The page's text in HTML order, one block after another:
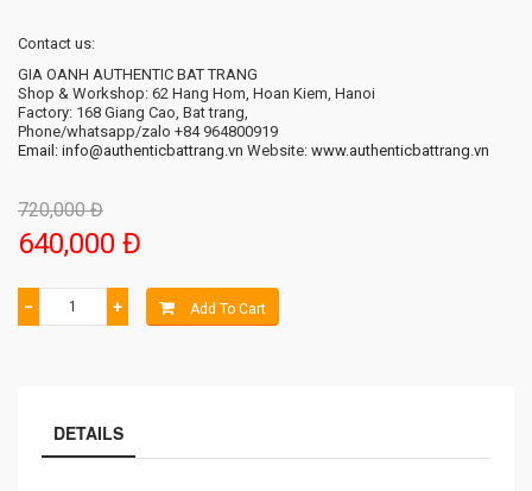
Contact us:
GIA OANH AUTHENTIC BAT TRANG
Shop & Workshop: 62 Hang Hom, Hoan Kiem, Hanoi
Factory: 168 Giang Cao, Bat trang,
Phone/whatsapp/zalo +84 964800919
Email: info@authenticbattrang.vn ​ Website: www.authenticbattrang.vn
720,000 Đ
640,000 Đ
− + Add To Cart
DETAILS